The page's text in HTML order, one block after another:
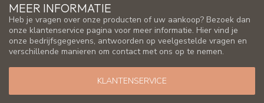
MEER INFORMATIE
Heb je vragen over onze producten of uw aankoop? Bezoek dan
onze klantenservice pagina voor meer informatie. Hier vind je
onze bedrijfsgegevens, antwoorden op veelgestelde vragen en
verschillende manieren om contact met ons op te nemen.
KLANTENSERVICE